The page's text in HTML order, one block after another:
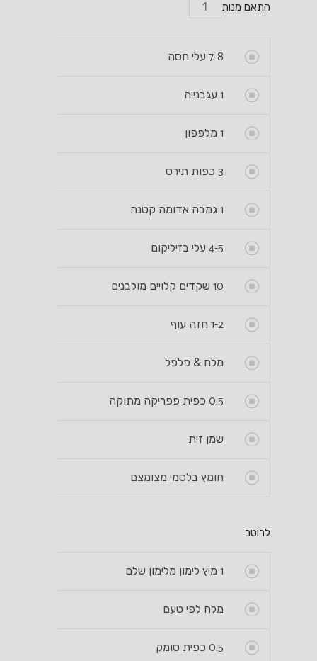
התאם מנות
7-8 עלי חסה
1 עגבנייה
1 מלפפון
3 כפות תירס
1 גמבה אדומה קטנה
4-5 עלי בזיליקום
10 שקדים קלויים מולבנים
1-2 חזה עוף
מלח & פלפל
0.5 כפית פפריקה מתוקה
שמן זית
חומץ בלסמי מצומצם
לרוטב
1 מיץ לימון מלימון שלם
מלח לפי טעם
0.5 כפית סומק